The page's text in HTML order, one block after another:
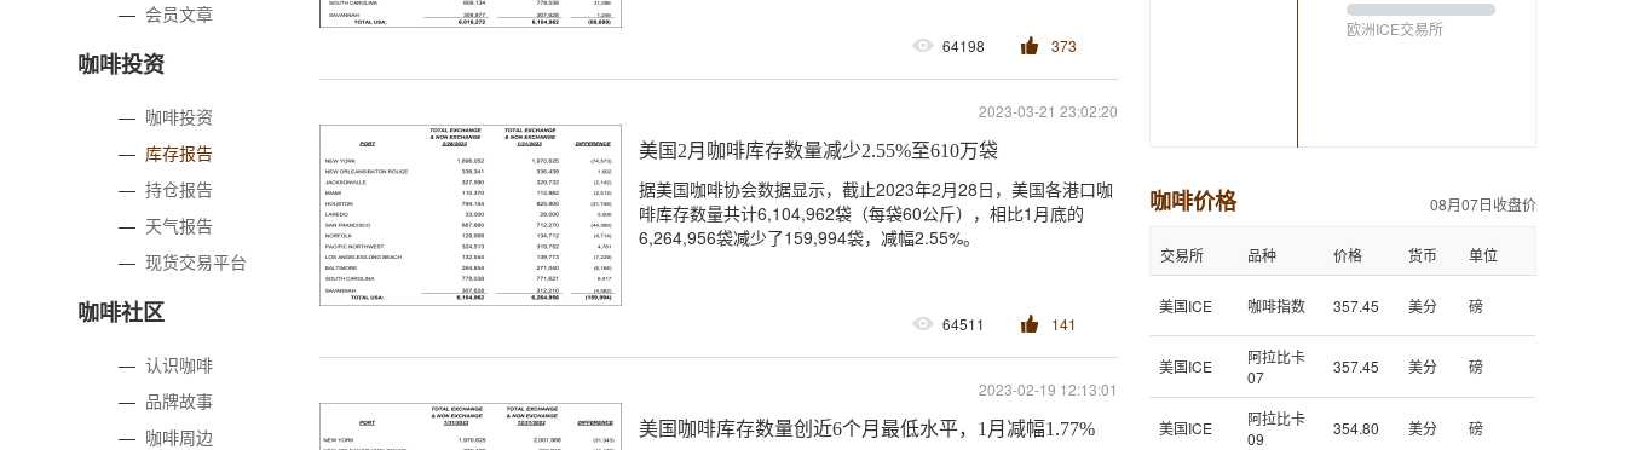
—会员文章
咖啡投资
— 咖啡投资
— 库存报告
—持仓报告
— 天气报告
—现货交易平台
咖啡社区
—认识咖啡
— 品牌故事
— 咖啡周边
64198 373
2023-03-21 23:02:20
美国2月咖啡库存数量减少2.55%至610万袋
据美国咖啡协会数据显示，截止2023年2月28日，美国各港口咖
啡库存数量共计6,104,962袋（每袋60公斤），相比1月底的
6,264,956袋减少了159,994袋，减幅2.55%。
64511 141
2023-02-19 12:13:01
美国咖啡库存数量创近6个月最低水平，1月减幅1.77%
欧洲ICE交易所
咖啡价格 08月07日收盘价
交易所 品种 价格 货币 单位
美国ICE 咖啡指数 357.45 美分 磅
美国ICE
阿拉比卡
07
357.45 美分 磅
美国ICE
阿拉比卡
09
354.80 美分 磅